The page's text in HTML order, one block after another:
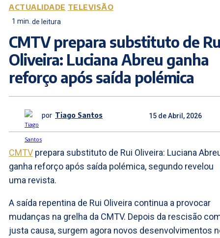
ACTUALIDADE TELEVISÃO
1 min. de leitura
CMTV prepara substituto de
Oliveira: Luciana Abreu ganha
reforço após saída polémica
por Tiago Santos 15 de Abril, 2026
CMTV prepara substituto de Rui Oliveira: Luciana
ganha reforço após saída polémica, segundo revelou
uma revista.
A saída repentina de Rui Oliveira continua a provocar
mudanças na grelha da CMTV. Depois da rescisão
justa causa, surgem agora novos desenvolvimentos